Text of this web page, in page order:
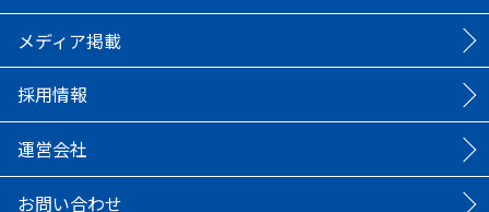
メディア掲載
採用情報
運営会社
お問い合わせ